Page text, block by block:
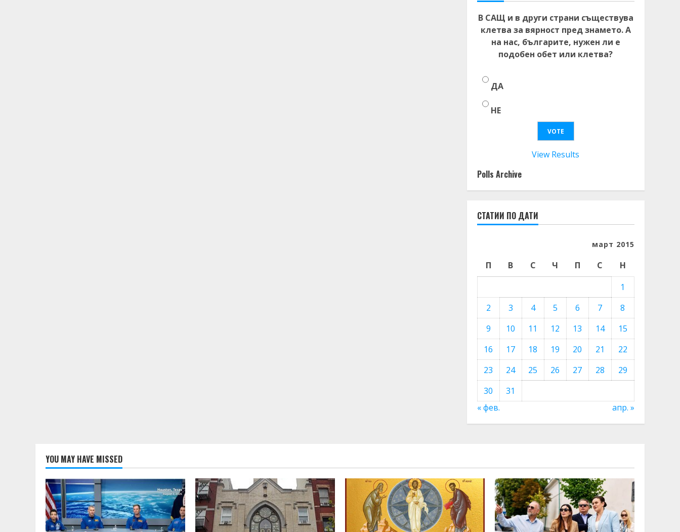
В САЩ и в други страни съществува
клетва за вярност пред знамето. А
на нас, българите, нужен ли е
подобен обет или клетва?
ДА
НЕ
View Results
Polls Archive
СТАТИИ ПО ДАТИ
март 2015
П В С Ч П С
Н
1
2
3 4 5 6 7
8
9
10 11 12 13 14
15
16
17 18 19 20 21
22
23
24 25 26 27 28
29
30
31
« фев.
апр. »
YOU MAY HAVE MISSED